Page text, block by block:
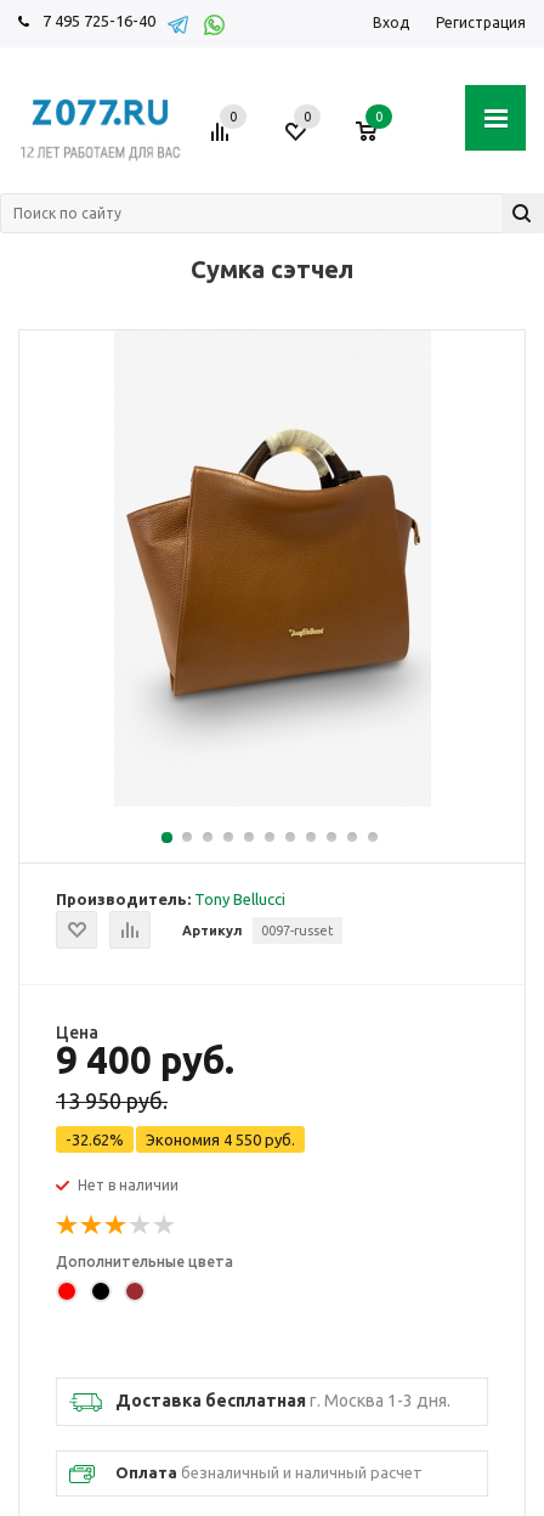
7 495 725-16-40 Вход Регистрация
0 0 0
Сумка сэтчел
Производитель: Tony Bellucci
Артикул 0097-russet
Цена
9 400 руб.
13 950 руб.
-32.62% Экономия 4 550 руб.
Нет в наличии
Дополнительные цвета
Доставка бесплатнаяг. Москва 1-3 дня.
Оплата безналичный и наличный расчет